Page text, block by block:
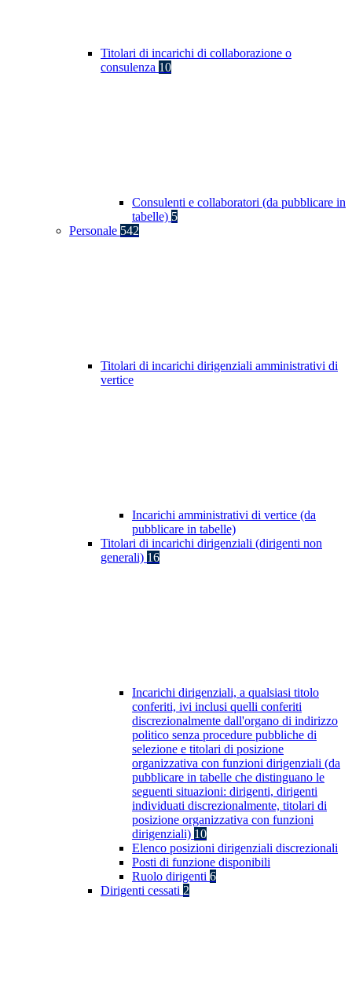
Titolari di incarichi di collaborazione o
consulenza 10
Consulenti e collaboratori (da pubblicare in
tabelle) 5
Personale 542
Titolari di incarichi dirigenziali amministrativi di
vertice
Incarichi amministrativi di vertice (da
pubblicare in tabelle)
Titolari di incarichi dirigenziali (dirigenti non
generali) 16
Incarichi dirigenziali, a qualsiasi titolo
conferiti, ivi inclusi quelli conferiti
discrezionalmente dall'organo di indirizzo
politico senza procedure pubbliche di
selezione e titolari di posizione
organizzativa con funzioni dirigenziali (da
pubblicare in tabelle che distinguano le
seguenti situazioni: dirigenti, dirigenti
individuati discrezionalmente, titolari di
posizione organizzativa con funzioni
dirigenziali) 10
Elenco posizioni dirigenziali discrezionali
Posti di funzione disponibili
Ruolo dirigenti 6
Dirigenti cessati 2